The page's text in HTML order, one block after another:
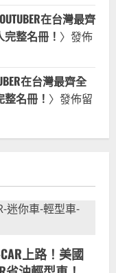
在台灣最齊
整名冊！ 〉發佈
在台灣最齊全
名冊！ 〉發佈留
上路！美國